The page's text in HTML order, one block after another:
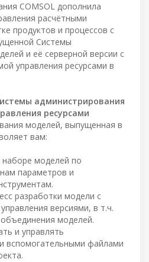
COMSOL дополнила
расчётными
продуктов и процессов с
Системы
и её серверной версии с
управления ресурсами в
администрирования
ресурсами
моделей, выпущенная в
вам:
моделей по
параметров и
разработки модели с
версиями, в т.ч.
моделей.
и управлять
вспомогательными файлами